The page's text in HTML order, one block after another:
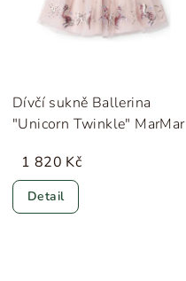
Dívčí sukně Ballerina
"Unicorn Twinkle" MarMar
1 820 Kč
Detail